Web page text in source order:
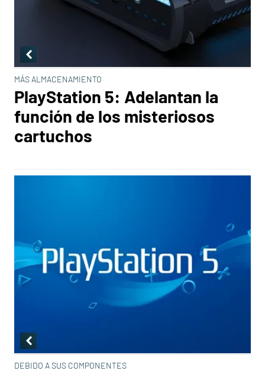
MÁS ALMACENAMIENTO
PlayStation 5: Adelantan la
función de los misteriosos
cartuchos
DEBIDO A SUS COMPONENTES